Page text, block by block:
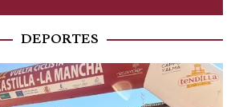
DEPORTES